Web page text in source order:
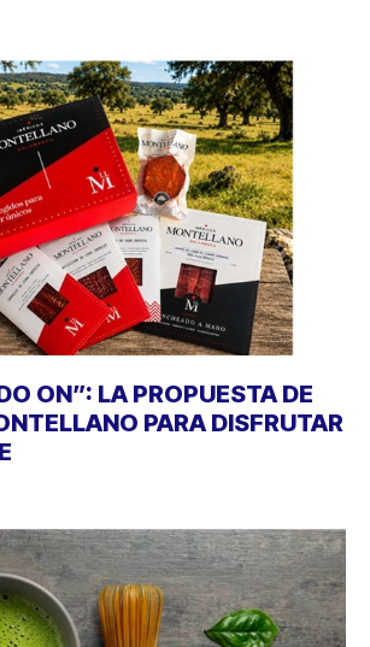
ON”: LA PROPUESTA DE
PARA DISFRUTAR